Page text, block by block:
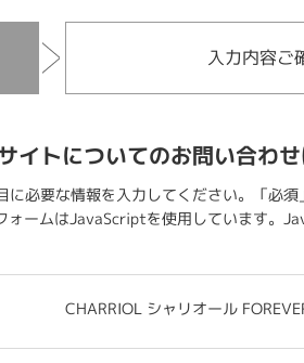
入力内容ご
イトについてのお問い合わ
に必要な情報を入力してください。「必
ォームはJavaScriptを使用しています。
CHARRIOL シャリオール